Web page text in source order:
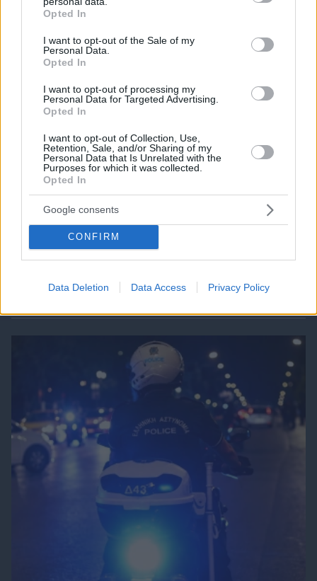
grant or deny consent to Google and its third-party tags to
use your data for below specified purposes in below Google
consent section.
Opted In
I want to opt-out of the Sale of my
Personal Data.
Opted In
I want to opt-out of processing my
Personal Data for Targeted Advertising.
Opted In
I want to opt-out of Collection, Use,
Retention, Sale, and/or Sharing of my
Personal Data that Is Unrelated with the
Purposes for which it was collected.
Opted In
Google consents
CONFIRM
Data Deletion Data Access Privacy Policy
Ανεύρυσμα: Απλό τεστ του αντίχειρα προμηνύει